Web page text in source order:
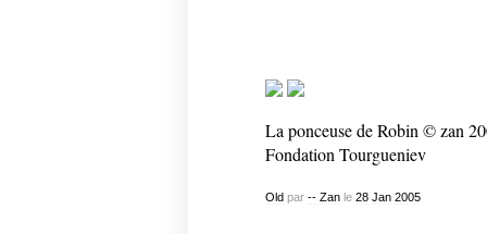
La ponceuse de Robin © zan
Fondation Tourgueniev
Old par -- Zanle 28 Jan 2005